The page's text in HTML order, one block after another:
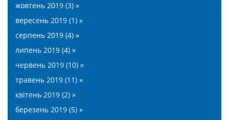
жовтень 2019 (3) »
вересень 2019 (1) »
серпень 2019 (4) »
липень 2019 (4) »
червень 2019 (10) »
травень 2019 (11) »
квітень 2019 (2) »
березень 2019 (5) »